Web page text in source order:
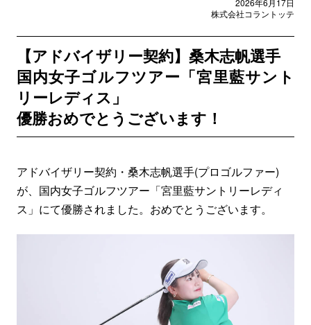
会員登録／ログイン
閉じる
2026年6月17日
株式会社コラントッテ
【アドバイザリー契約】桑木志帆選手
国内女子ゴルフツアー「宮里藍サント
リーレディス」
優勝おめでとうございます！
アドバイザリー契約・桑木志帆選手(プロゴルファー)
が、国内女子ゴルフツアー「宮里藍サントリーレディ
ス」にて優勝されました。おめでとうございます。